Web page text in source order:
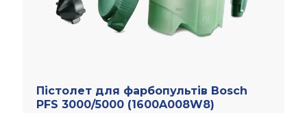
Пістолет для фарбопультів Bosch
PFS 3000/5000 (1600A008W8)